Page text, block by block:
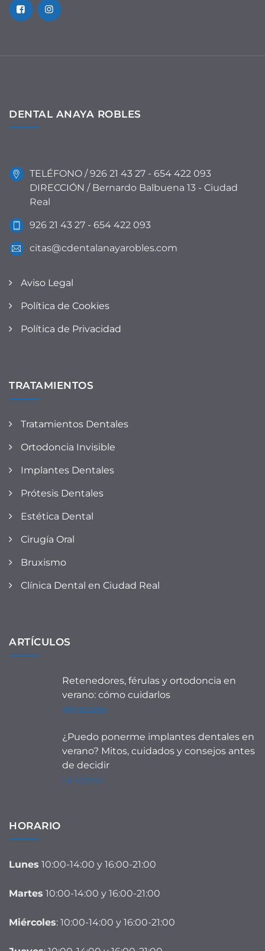
DENTAL ANAYA ROBLES
TELÉFONO / 926 21 43 27 - 654 422 093
DIRECCIÓN / Bernardo Balbuena 13 - Ciudad
Real
926 21 43 27 - 654 422 093
citas@cdentalanayarobles.com
Aviso Legal
Política de Cookies
Política de Privacidad
TRATAMIENTOS
Tratamientos Dentales
Ortodoncia Invisible
Implantes Dentales
Prótesis Dentales
Estética Dental
Cirugía Oral
Bruxismo
Clínica Dental en Ciudad Real
ARTÍCULOS
Retenedores, férulas y ortodoncia en
verano: cómo cuidarlos
03/08/2026
¿Puedo ponerme implantes dentales en
verano? Mitos, cuidados y consejos antes
de decidir
13/07/2026
HORARIO
Lunes 10:00-14:00 y 16:00-21:00
Martes 10:00-14:00 y 16:00-21:00
Miércoles: 10:00-14:00 y 16:00-21:00